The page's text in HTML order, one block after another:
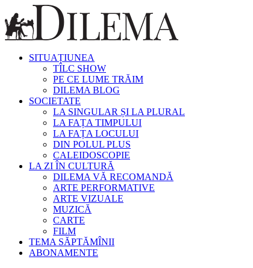
SITUAȚIUNEA
TÎLC SHOW
PE CE LUME TRĂIM
DILEMA BLOG
SOCIETATE
LA SINGULAR ȘI LA PLURAL
LA FAȚA TIMPULUI
LA FAȚA LOCULUI
DIN POLUL PLUS
CALEIDOSCOPIE
LA ZI ÎN CULTURĂ
DILEMA VĂ RECOMANDĂ
ARTE PERFORMATIVE
ARTE VIZUALE
MUZICĂ
CARTE
FILM
TEMA SĂPTĂMÎNII
ABONAMENTE